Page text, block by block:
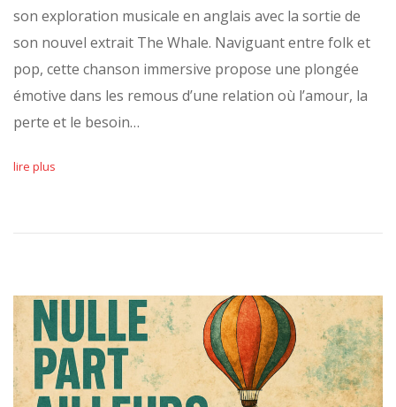
son exploration musicale en anglais avec la sortie de
son nouvel extrait The Whale. Naviguant entre folk et
pop, cette chanson immersive propose une plongée
émotive dans les remous d’une relation où l’amour, la
perte et le besoin…
lire plus